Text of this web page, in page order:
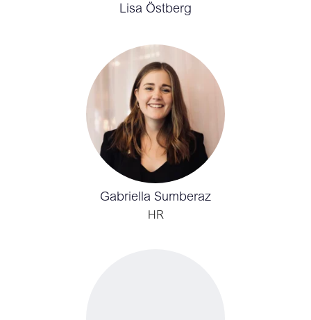
Lisa Östberg
Gabriella Sumberaz
HR